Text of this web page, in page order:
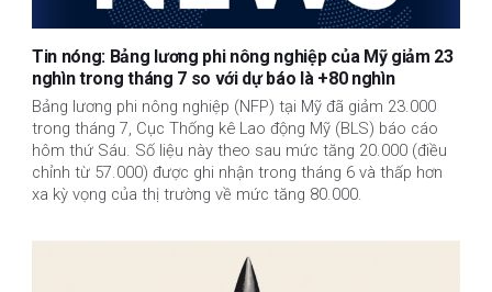
Tin nóng: Bảng lương phi nông nghiệp của Mỹ giảm 23
nghìn trong tháng 7 so với dự báo là +80 nghìn
Bảng lương phi nông nghiệp (NFP) tại Mỹ đã giảm 23.000
trong tháng 7, Cục Thống kê Lao động Mỹ (BLS) báo cáo
hôm thứ Sáu. Số liệu này theo sau mức tăng 20.000 (điều
chỉnh từ 57.000) được ghi nhận trong tháng 6 và thấp hơn
xa kỳ vọng của thị trường về mức tăng 80.000.